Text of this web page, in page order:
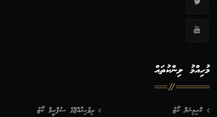
މުހިއްމު ލިންކުތައް
ދިވެހިރާއްޖޭގެ ސުޕްރީމް ކޯޓު
ކްރިމިނަލް ކޯޓު